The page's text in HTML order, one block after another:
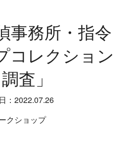
事務所・指令
コレクション
査」
：2022.07.26
クショップ